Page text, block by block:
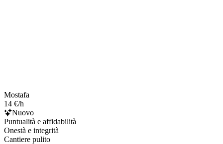
Mostafa
14 €/h
Nuovo
Puntualità e affidabilità
Onestà e integrità
Cantiere pulito